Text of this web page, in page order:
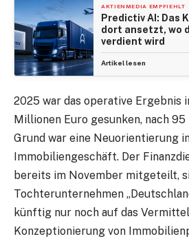
AKTIENMEDIA EMPFIEHLT
Predictiv AI: Das
dort ansetzt, wo
verdient wird
Artikel lesen
2025 war das operative Ergebnis
Millionen Euro gesunken, nach
Grund war eine Neuorientierung
Immobiliengeschäft. Der
bereits im November mitgeteilt,
Tochterunternehmen
künftig nur noch auf das
Konzeptionierung von